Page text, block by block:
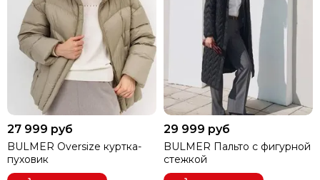
27 999 руб
BULMER Oversize куртка-
пуховик
29 999 руб
BULMER Пальто с фигурной
стежкой